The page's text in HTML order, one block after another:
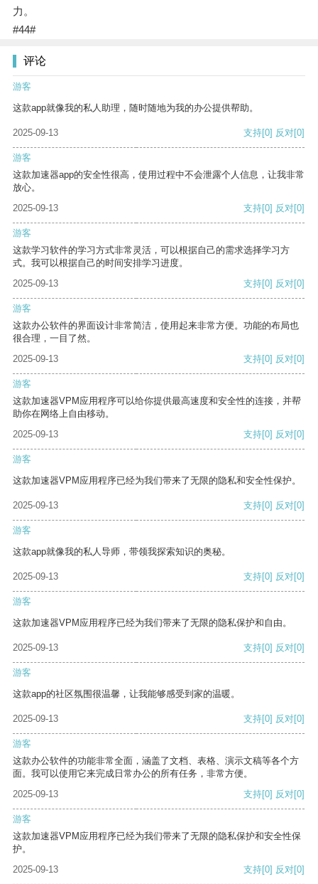
力。
#44#
评论
游客
这款app就像我的私人助理，随时随地为我的办公提供帮助。
2025-09-13 支持[0] 反对[0]
游客
这款加速器app的安全性很高，使用过程中不会泄露个人信息，让我非常
放心。
2025-09-13
支持[0] 反对[0]
游客
这款学习软件的学习方式非常灵活，可以根据自己的需求选择学习方
式。我可以根据自己的时间安排学习进度。
2025-09-13
支持[0] 反对[0]
游客
这款办公软件的界面设计非常简洁，使用起来非常方便。功能的布局也
很合理，一目了然。
2025-09-13
支持[0] 反对[0]
游客
这款加速器VPM应用程序可以给你提供最高速度和安全性的连接，并帮
助你在网络上自由移动。
2025-09-13
支持[0] 反对[0]
游客
这款加速器VPM应用程序已经为我们带来了无限的隐私和安全性保护。
2025-09-13 支持[0] 反对[0]
游客
这款app就像我的私人导师，带领我探索知识的奥秘。
2025-09-13 支持[0] 反对[0]
游客
这款加速器VPM应用程序已经为我们带来了无限的隐私保护和自由。
2025-09-13 支持[0] 反对[0]
游客
这款app的社区氛围很温馨，让我能够感受到家的温暖。
2025-09-13 支持[0] 反对[0]
游客
这款办公软件的功能非常全面，涵盖了文档、表格、演示文稿等各个方
面。我可以使用它来完成日常办公的所有任务，非常方便。
2025-09-13
支持[0] 反对[0]
游客
这款加速器VPM应用程序已经为我们带来了无限的隐私保护和安全性保
护。
2025-09-13
支持[0] 反对[0]